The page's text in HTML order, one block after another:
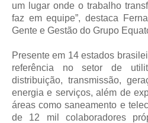
um lugar onde o trabalho
faz em equipe”, destaca
Gente e Gestão do Grupo
Presente em 14 estados
referência no setor de
distribuição, transmissão,
energia e serviços, além de
áreas como saneamento e
de 12 mil colaboradores